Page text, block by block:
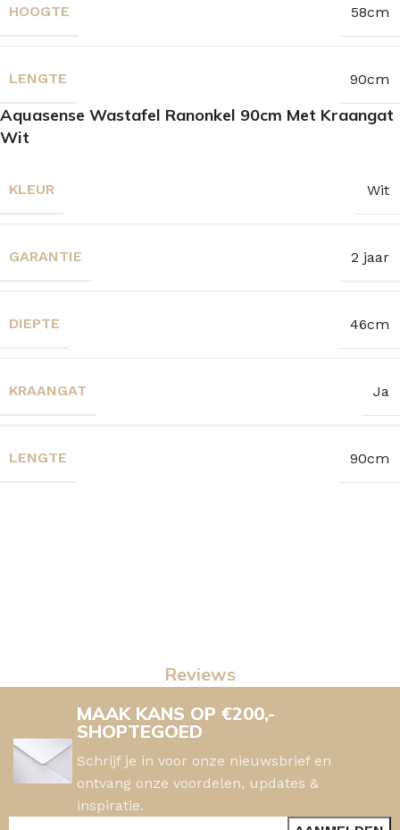
HOOGTE 58cm
LENGTE 90cm
Aquasense Wastafel Ranonkel 90cm Met Kraangat
Wit
KLEUR Wit
GARANTIE 2 jaar
DIEPTE 46cm
KRAANGAT Ja
LENGTE 90cm
Reviews
MAAK KANS OP €200,-
SHOPTEGOED
Schrijf je in voor onze nieuwsbrief en
ontvang onze voordelen, updates &
inspiratie.